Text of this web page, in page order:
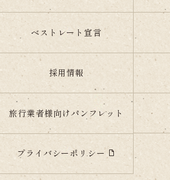
ベストレート宣言
採用情報
旅行業者様向けパンフレット
プライバシーポリシー